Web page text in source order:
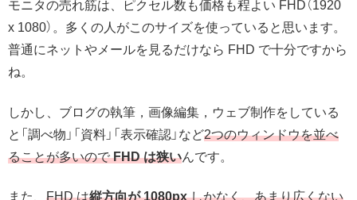
モニタの売れ筋は、ピクセル数も価格も程よい FHD（1920
x 1080）。多くの人がこのサイズを使っていると思います。
普通にネットやメールを見るだけなら FHD で十分ですから
ね。
しかし、ブログの執筆，画像編集，ウェブ制作をしている
と「調べ物」「資料」「表示確認」など2つのウィンドウを並べ
ることが多いのでFHD は狭いんです。
また、 FHD は縦方向が 1080pxしかなく、あまり広くない